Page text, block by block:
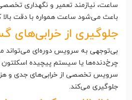
ساعت، نیازمند تعمیر و نگهداری
باعث می‌شود ساعت همواره با دقت بالا
جلوگیری از خرابی‌های
بی‌توجهی به سرویس دوره‌ای می‌تواند
چرخ‌دنده‌ها یا سیستم پیچیده
سرویس تخصصی از خرابی‌های جدی و
جلوگیری می‌کند.